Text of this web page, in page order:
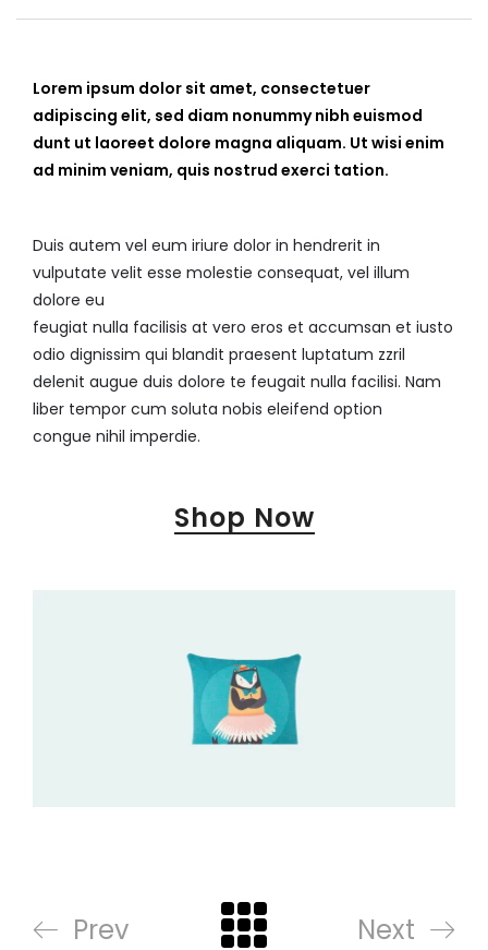
Lorem ipsum dolor sit amet, consectetuer
adipiscing elit, sed diam nonummy nibh euismod
dunt ut laoreet dolore magna aliquam. Ut wisi enim
ad minim veniam, quis nostrud exerci tation.
Duis autem vel eum iriure dolor in hendrerit in
vulputate velit esse molestie consequat, vel illum
dolore eu
feugiat nulla facilisis at vero eros et accumsan et iusto
odio dignissim qui blandit praesent luptatum zzril
delenit augue duis dolore te feugait nulla facilisi. Nam
liber tempor cum soluta nobis eleifend option
congue nihil imperdie.
Shop Now
Prev Next